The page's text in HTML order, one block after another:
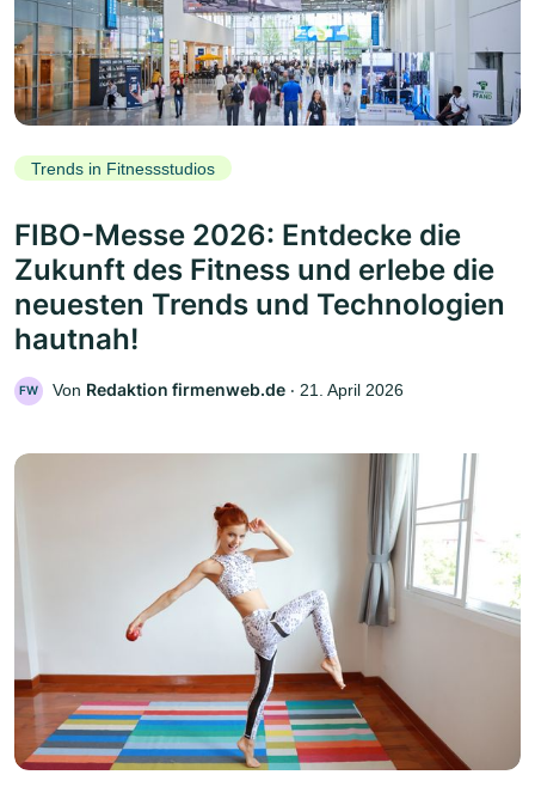
Trends in Fitnessstudios
FIBO-Messe 2026: Entdecke die
Zukunft des Fitness und erlebe die
neuesten Trends und Technologien
hautnah!
FW Von Redaktion firmenweb.de ‧ 21. April 2026